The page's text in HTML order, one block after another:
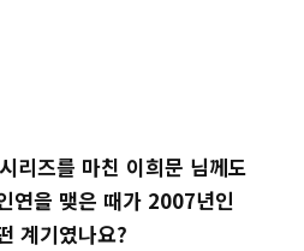
리즈를 마친 이희문 님께도
연을 맺은 때가 2007년인
계기였나요?